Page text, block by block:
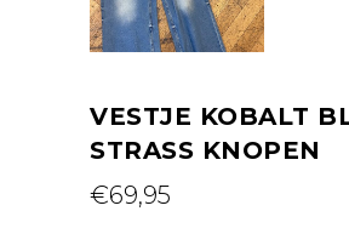
VESTJE KOBALT
STRASS KNOPEN
€69,95